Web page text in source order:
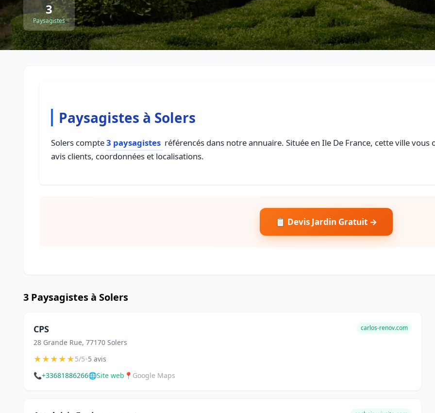
3
Paysagistes
Paysagistes à Solers
Solers compte3 paysagistes référencés dans notre annuaire. Située en Ile De France, cette ville
avis clients, coordonnées et localisations.
📋 Devis Jardin Gratuit →
3 Paysagistes à Solers
CPS
28 Grande Rue, 77170 Solers
carlos-renov.com
★★★★★5/5•5 avis
📞+33681886266🌐Site web 📍 Google Maps